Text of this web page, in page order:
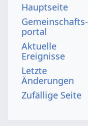
Hauptseite
Gemeinschafts­
portal
Aktuelle
Ereignisse
Letzte
Änderungen
Zufällige Seite